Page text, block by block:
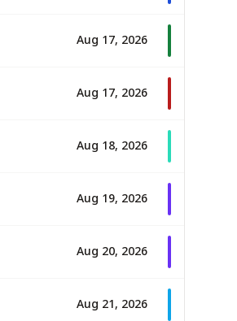
Aug 17, 2026
Aug 17, 2026
Aug 18, 2026
Aug 19, 2026
Aug 20, 2026
Aug 21, 2026